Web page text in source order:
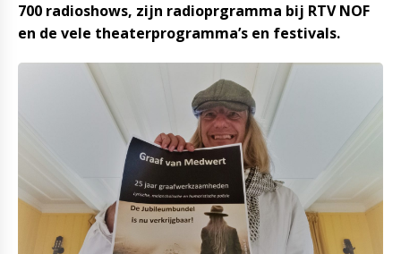
700 radioshows, zijn radioprgramma bij RTV NOF
en de vele theaterprogramma’s en festivals.